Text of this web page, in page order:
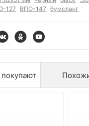
127 ВПО-147 бумсланг